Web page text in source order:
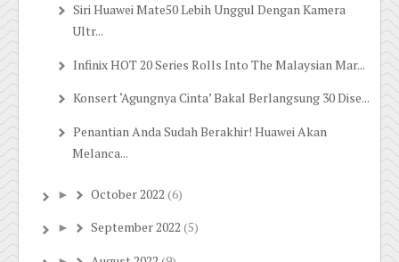
Siri Huawei Mate50 Lebih Unggul Dengan Kamera
Ultr...
Infinix HOT 20 Series Rolls Into The Malaysian Mar...
Konsert ‘Agungnya Cinta’ Bakal Berlangsung 30 Dise...
Penantian Anda Sudah Berakhir! Huawei Akan
Melanca...
► October 2022 (6)
► September 2022 (5)